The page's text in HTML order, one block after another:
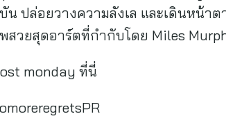
ปล่อยวางความลังเล และเดินหน้า
สวยสุดอาร์ตที่กำกับโดย Miles
monday ที่นี่